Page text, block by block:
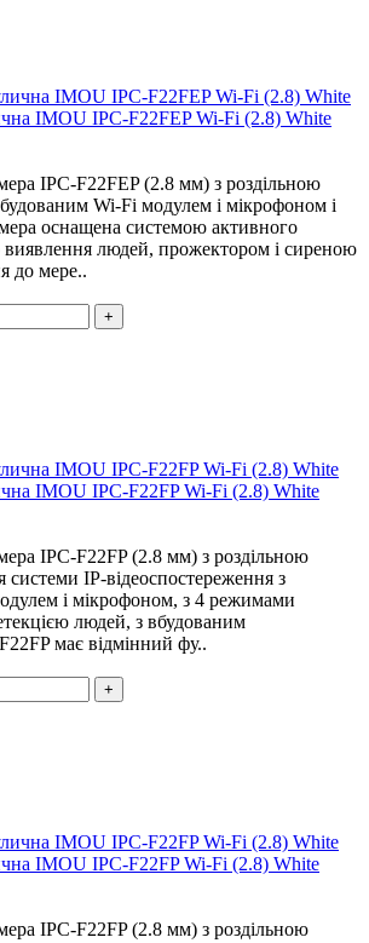
IMOU IPC-F22FEP Wi-Fi (2.8) White
IPC-F22FEP (2.8 мм) з роздільною
Wi-Fi модулем і мікрофоном і
оснащена системою активного
виявлення людей, прожектором і сиреною
до мере..
+
IMOU IPC-F22FP Wi-Fi (2.8) White
IPC-F22FP (2.8 мм) з роздільною
системи IP-відеоспостереження з
і мікрофоном, з 4 режимами
людей, з вбудованим
має відмінний фу..
+
IMOU IPC-F22FP Wi-Fi (2.8) White
IPC-F22FP (2.8 мм) з роздільною